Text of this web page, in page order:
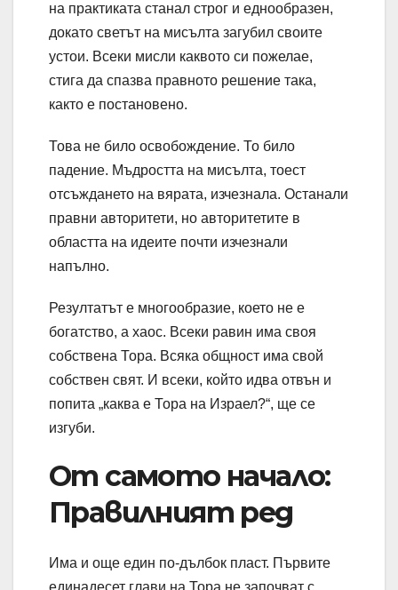
на практиката станал строг и еднообразен,
докато светът на мисълта загубил своите
устои. Всеки мисли каквото си пожелае,
стига да спазва правното решение така,
както е постановено.
Това не било освобождение. То било
падение. Мъдростта на мисълта, тоест
отсъждането на вярата, изчезнала. Останaли
правни авторитети, но авторитетите в
областта на идеите почти изчезнали
напълно.
Резултатът е многообразие, което не е
богатство, а хаос. Всеки равин има своя
собствена Тора. Всяка общност има свой
собствен свят. И всеки, който идва отвън и
попита „каква е Тора на Израел?“, ще се
изгуби.
От самото начало:
Правилният ред
Има и още един по-дълбок пласт. Първите
единадесет глави на Тора не започват с